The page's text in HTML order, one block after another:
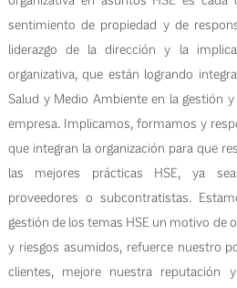
sentimiento de propiedad y de
liderazgo de la dirección y la
organizativa, que están logrando
Salud y Medio Ambiente en la gestión
empresa. Implicamos, formamos y
que integran la organización para que
las mejores prácticas HSE, ya
proveedores o subcontratistas.
gestión de los temas HSE un motivo de
y riesgos asumidos, refuerce nuestro
clientes, mejore nuestra reputación